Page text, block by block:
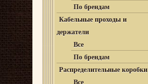
По брендам
Кабельные проходы и
держатели
Все
По брендам
Распределительные коробки
Все